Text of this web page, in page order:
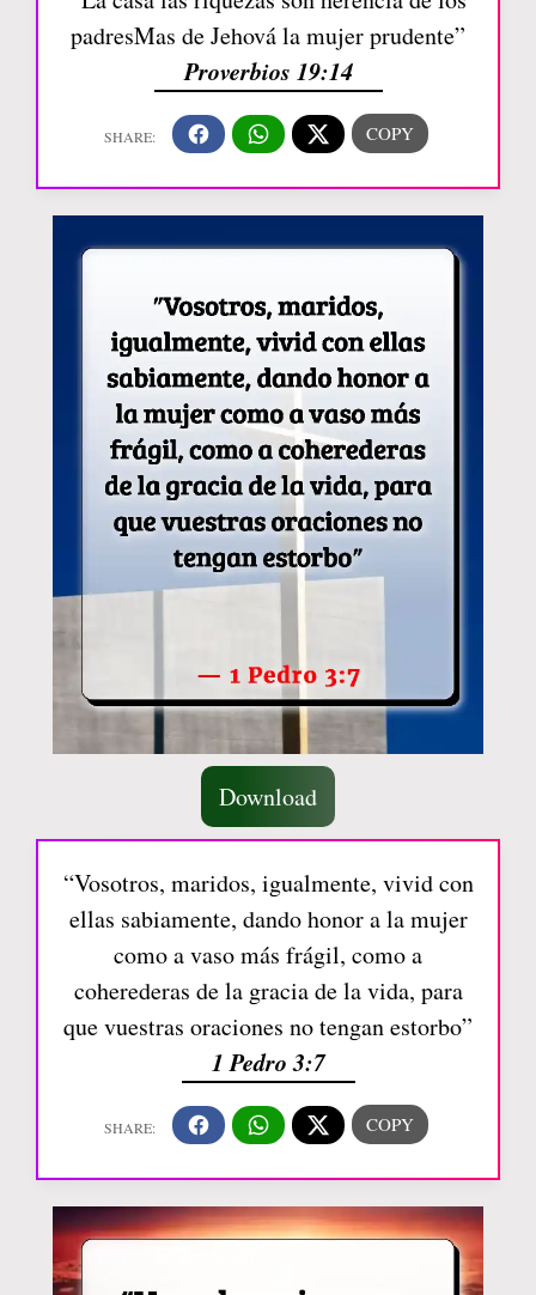
padresMas de Jehová la mujer prudente”
Proverbios 19:14
Download
“Vosotros, maridos, igualmente, vivid con
ellas sabiamente, dando honor a la mujer
como a vaso más frágil, como a
coherederas de la gracia de la vida, para
que vuestras oraciones no tengan estorbo”
1 Pedro 3:7